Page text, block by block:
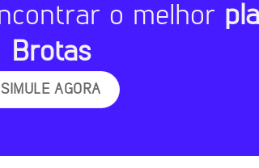
o melhor
Brotas
SIMULE AGORA